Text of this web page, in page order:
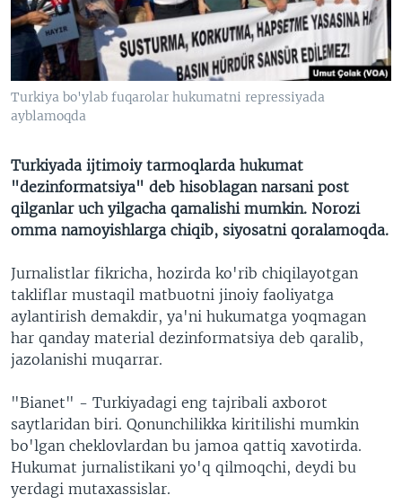
VIDEO
XABARLAR SURATLARDA
ODNOKLASSNIKI
TELEGRAM
TWITTER
SOUNDCLOUD
VOA
Turkiya bo'ylab fuqarolar hukumatni repressiyada
ayblamoqda
Turkiyada ijtimoiy tarmoqlarda hukumat
"dеzinformatsiya" deb hisoblagan narsani post
qilganlar uch yilgacha qamalishi mumkin. Norozi
omma namoyishlarga chiqib, siyosatni qoralamoqda.
Jurnalistlar fikricha, hozirda ko'rib chiqilayotgan
takliflar mustaqil matbuotni jinoiy faoliyatga
aylantirish demakdir, ya'ni hukumatga yoqmagan
har qanday material dezinformatsiya deb qaralib,
jazolanishi muqarrar.
"Bianet" - Turkiyadagi eng tajribali axborot
saytlaridan biri. Qonunchilikka kiritilishi mumkin
bo'lgan cheklovlardan bu jamoa qattiq xavotirda.
Hukumat jurnalistikani yo'q qilmoqchi, deydi bu
yerdagi mutaxassislar.